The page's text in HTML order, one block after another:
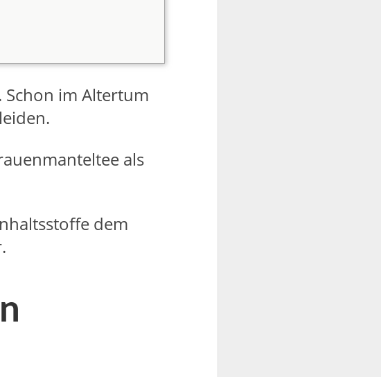
im Altertum
als
dem